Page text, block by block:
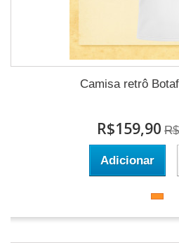
Camisa retrô
R$159,90
Adicionar